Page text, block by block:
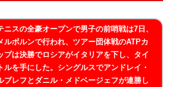
ニスの全豪オープンで男子の前哨戦は7日、
ルボルンで行われ、ツアー団体戦のATPカ
プは決勝でロシアがイタリアを下し、タイ
トルを手にした。シングルスでアンドレイ・
ブレフとダニル・メドベージェフが連勝し